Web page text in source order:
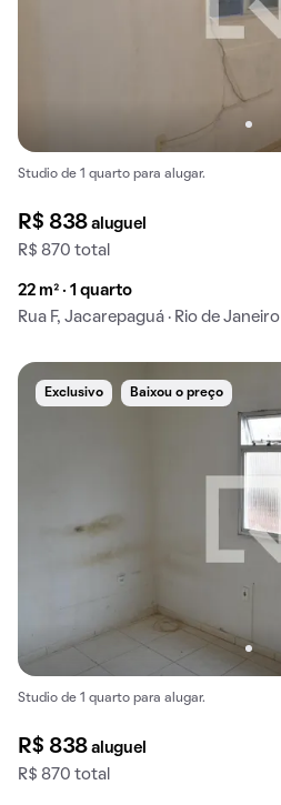
Studio de 1 quarto para alugar.
R$ 838aluguel
R$ 870 total
22 m² · 1 quarto
Rua F, Jacarepaguá · Rio de Janeiro
Exclusivo Baixou o preço
Studio de 1 quarto para alugar.
R$ 838aluguel
R$ 870 total